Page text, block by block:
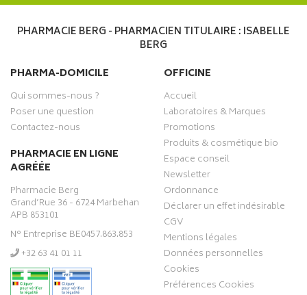
PHARMACIE BERG - PHARMACIEN TITULAIRE : ISABELLE
BERG
PHARMA-DOMICILE
Qui sommes-nous ?
Poser une question
Contactez-nous
PHARMACIE EN LIGNE
AGRÉÉE
Pharmacie Berg
Grand’Rue 36 - 6724 Marbehan
APB 853101
N° Entreprise BE0457.863.853
‭+32 63 41 01 11‬
OFFICINE
Accueil
Laboratoires & Marques
Promotions
Produits & cosmétique bio
Espace conseil
Newsletter
Ordonnance
Déclarer un effet indésirable
CGV
Mentions légales
Données personnelles
Cookies
Préférences Cookies